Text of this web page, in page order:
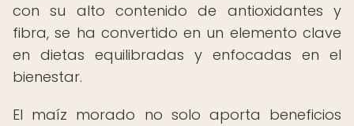
con su alto contenido de antioxidantes y
fibra, se ha convertido en un elemento clave
en dietas equilibradas y enfocadas en el
bienestar.
El maíz morado no solo aporta beneficios